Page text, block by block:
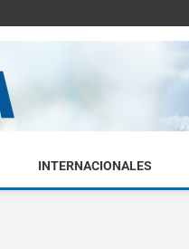
INTERNACIONALES